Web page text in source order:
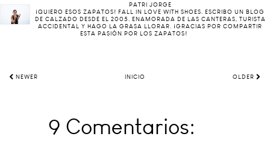
PATRI JORGE
¡QUIERO ESOS ZAPATOS! FALL IN LOVE WITH SHOES. ESCRIBO UN BLOG
DE CALZADO DESDE EL 2005. ENAMORADA DE LAS CANTERAS, TURISTA
ACCIDENTAL Y HAGO LA GRASA LLORAR. ¡GRACIAS POR COMPARTIR
ESTA PASIÓN POR LOS ZAPATOS!
NEWER INICIO OLDER
9 Comentarios: